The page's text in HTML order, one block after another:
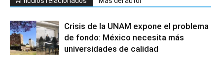
Crisis de la UNAM expone el problema
de fondo: México necesita más
universidades de calidad